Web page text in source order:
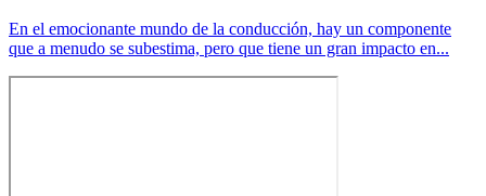
En el emocionante mundo de la conducción, hay un componente
que a menudo se subestima, pero que tiene un gran impacto en...